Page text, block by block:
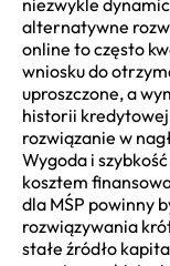
alternatywne
online to często
wniosku do
uproszczone, a
historii kredytowej
rozwiązanie w
Wygoda i
kosztem
dla MŚP powinny
rozwiązywania
stałe źródło